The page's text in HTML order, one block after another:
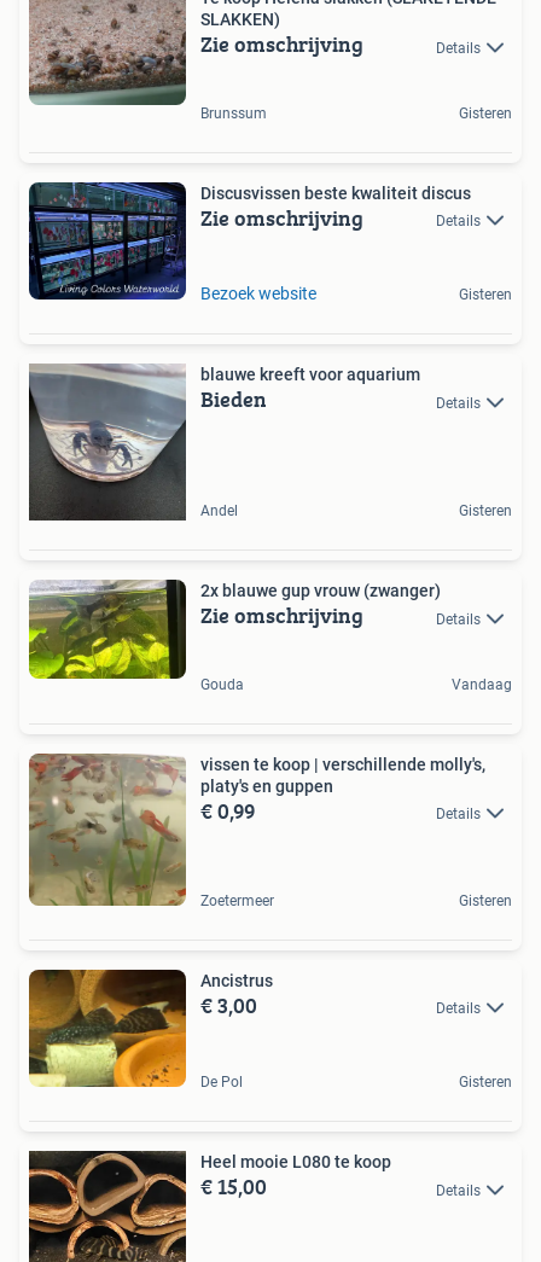
SLAKKEN)
Zie omschrijving Details
Brunssum Gisteren
Discusvissen beste kwaliteit discus
Zie omschrijving Details
Bezoek website Gisteren
blauwe kreeft voor aquarium
Bieden Details
Andel Gisteren
2x blauwe gup vrouw (zwanger)
Zie omschrijving Details
Gouda Vandaag
vissen te koop | verschillende molly's,
platy's en guppen
€ 0,99 Details
Zoetermeer Gisteren
Ancistrus
€ 3,00 Details
De Pol Gisteren
Heel mooie L080 te koop
€ 15,00 Details